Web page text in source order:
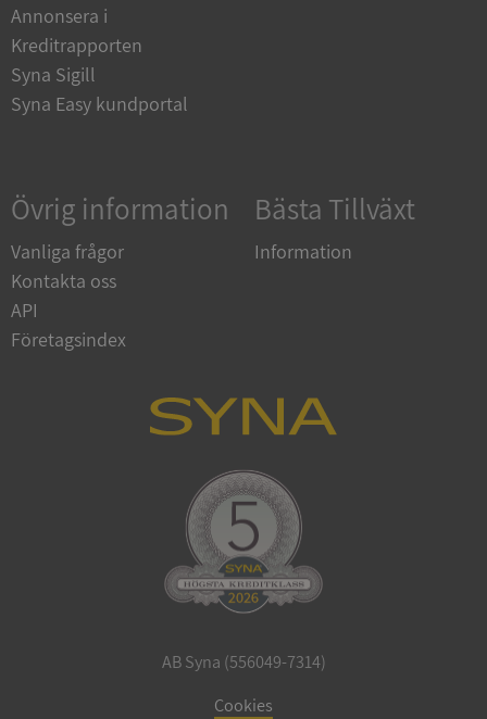
Annonsera i
Kreditrapporten
Syna Sigill
Syna Easy kundportal
Övrig information
Vanliga frågor
Kontakta oss
API
Företagsindex
Bästa Tillväxt
Information
AB Syna (556049-7314)
Cookies
VISITOR_PRIVACY_METADATA
ASP.NET_SessionId
Microsoft
Corporation
de.syna.se
Google